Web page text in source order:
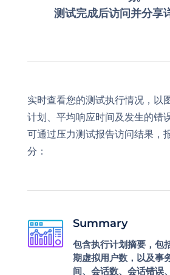
测试完成后访问并分享
实时查看您的测试执行情况，以
计划、平均响应时间及发生的错
可通过压力测试报告访问结果，
分：
Summary
包含执行计划摘要，包
期虚拟用户数，以及事
间、会话数、会话错误